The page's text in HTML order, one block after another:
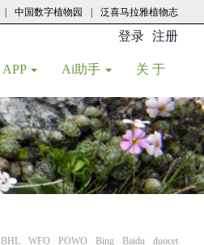
中国数字植物园 泛喜马拉雅植物志
登录 注册
APP Ai助手 关 于
BHL WFO POWO Bing Baidu duocet